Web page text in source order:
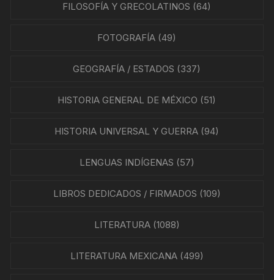
FILOSOFÍA Y GRECOLATINOS (64)
FOTOGRAFÍA (49)
GEOGRAFÍA / ESTADOS (337)
HISTORIA GENERAL DE MÉXICO (51)
HISTORIA UNIVERSAL Y GUERRA (94)
LENGUAS INDÍGENAS (57)
LIBROS DEDICADOS / FIRMADOS (109)
LITERATURA(1088)
LITERATURA MEXICANA(499)